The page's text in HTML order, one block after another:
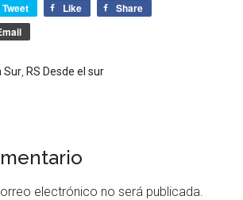
Tweet Like
Share
Sur RS Desde el sur
electrónico no será publicada.